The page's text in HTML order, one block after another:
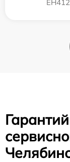
EH412